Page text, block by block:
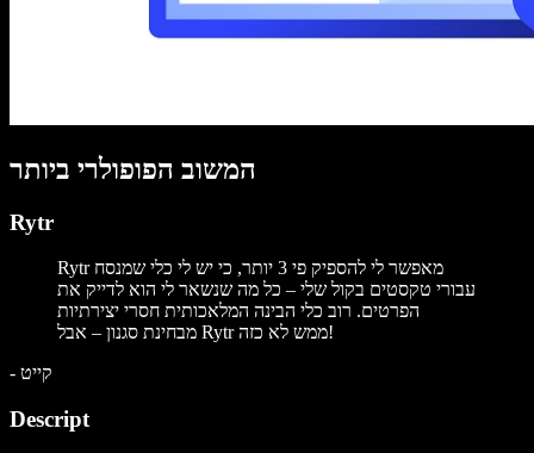
המשוב הפופולרי ביותר
Rytr
Rytr מאפשר לי להספיק פי 3 יותר, כי יש לי כלי שמנסח
עבורי טקסטים בקול שלי – כל מה שנשאר לי הוא לדייק את
הפרטים. רוב כלי הבינה המלאכותית חסרי יצירתיות
מבחינת סגנון – אבל Rytr ממש לא כזה!
- קייט
Descript